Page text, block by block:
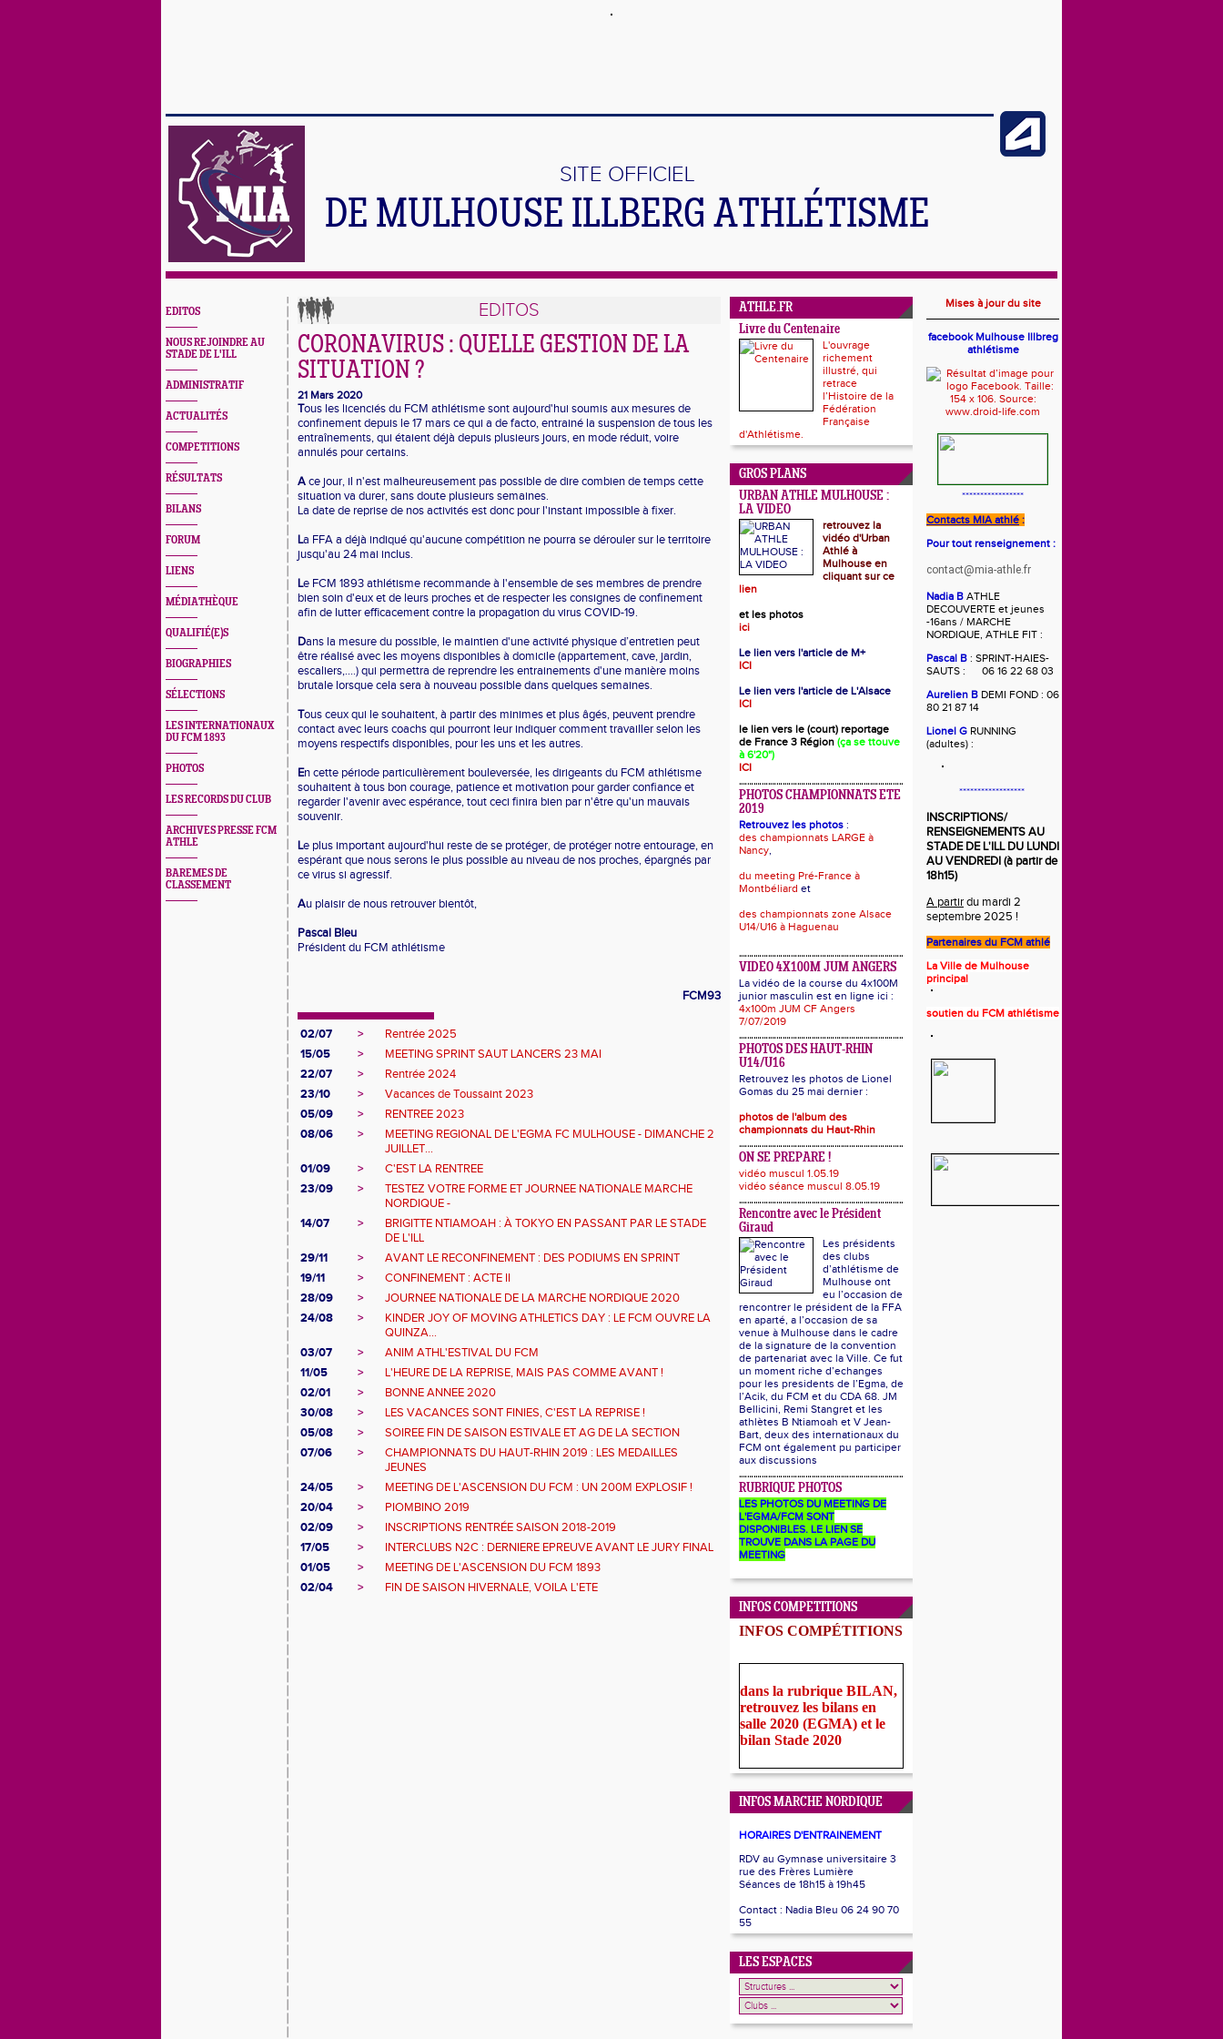
SITE OFFICIEL
DE MULHOUSE ILLBERG ATHLÉTISME
EDITOS
NOUS REJOINDRE AU
STADE DE L'ILL
ADMINISTRATIF
ACTUALITÉS
COMPETITIONS
RÉSULTATS
BILANS
FORUM
LIENS
MÉDIATHÈQUE
QUALIFIÉ(E)S
BIOGRAPHIES
SÉLECTIONS
LES INTERNATIONAUX
DU FCM 1893
PHOTOS
LES RECORDS DU CLUB
ARCHIVES PRESSE FCM
ATHLE
BAREMES DE
CLASSEMENT
EDITOS
CORONAVIRUS : QUELLE GESTION DE LA
SITUATION ?
21 Mars 2020
Tous les licenciés du FCM athlétisme sont aujourd'hui soumis aux mesures de
confinement depuis le 17 mars ce qui a de facto, entrainé la suspension de tous les
entraînements, qui étaient déjà depuis plusieurs jours, en mode réduit, voire
annulés pour certains.
Ace jour, il n'est malheureusement pas possible de dire combien de temps cette
situation va durer, sans doute plusieurs semaines.
La date de reprise de nos activités est donc pour l'instant impossible à fixer.
La FFA a déjà indiqué qu'aucune compétition ne pourra se dérouler sur le territoire
jusqu'au 24 mai inclus.
Le FCM 1893 athlétisme recommande à l'ensemble de ses membres de prendre
bien soin d'eux et de leurs proches et de respecter les consignes de confinement
afin de lutter efficacement contre la propagation du virus COVID-19.
Dans la mesure du possible, le maintien d'une activité physique d’entretien peut
être réalisé avec les moyens disponibles à domicile (appartement, cave, jardin,
escaliers,....) qui permettra de reprendre les entrainements d'une manière moins
brutale lorsque cela sera à nouveau possible dans quelques semaines.
Tous ceux qui le souhaitent, à partir des minimes et plus âgés, peuvent prendre
contact avec leurs coachs qui pourront leur indiquer comment travailler selon les
moyens respectifs disponibles, pour les uns et les autres.
En cette période particulièrement bouleversée, les dirigeants du FCM athlétisme
souhaitent à tous bon courage, patience et motivation pour garder confiance et
regarder l'avenir avec espérance, tout ceci finira bien par n'être qu'un mauvais
souvenir.
Le plus important aujourd'hui reste de se protéger, de protéger notre entourage, en
espérant que nous serons le plus possible au niveau de nos proches, épargnés par
ce virus si agressif.
Au plaisir de nous retrouver bientôt,
Pascal Bleu
Président du FCM athlétisme
FCM93
02/07 >
Rentrée 2025
15/05
>
MEETING SPRINT SAUT LANCERS 23 MAI
22/07
>
Rentrée 2024
23/10
>
Vacances de Toussaint 2023
05/09
>
RENTREE 2023
08/06
>
MEETING REGIONAL DE L'EGMA FC MULHOUSE - DIMANCHE 2
JUILLET...
01/09
>
C'EST LA RENTREE
23/09
>
TESTEZ VOTRE FORME ET JOURNEE NATIONALE MARCHE
NORDIQUE -
14/07
>
BRIGITTE NTIAMOAH : À TOKYO EN PASSANT PAR LE STADE
DE L'ILL
29/11
>
AVANT LE RECONFINEMENT : DES PODIUMS EN SPRINT
19/11
>
CONFINEMENT : ACTE II
28/09
>
JOURNEE NATIONALE DE LA MARCHE NORDIQUE 2020
24/08
>
KINDER JOY OF MOVING ATHLETICS DAY : LE FCM OUVRE LA
QUINZA...
03/07
>
ANIM ATHL'ESTIVAL DU FCM
11/05
>
L'HEURE DE LA REPRISE, MAIS PAS COMME AVANT !
02/01
>
BONNE ANNEE 2020
30/08
>
LES VACANCES SONT FINIES, C'EST LA REPRISE !
05/08
>
SOIREE FIN DE SAISON ESTIVALE ET AG DE LA SECTION
07/06
>
CHAMPIONNATS DU HAUT-RHIN 2019 : LES MEDAILLES
JEUNES
24/05
>
MEETING DE L'ASCENSION DU FCM : UN 200M EXPLOSIF !
20/04
>
PIOMBINO 2019
02/09
>
INSCRIPTIONS RENTRÉE SAISON 2018-2019
17/05
>
INTERCLUBS N2C : DERNIERE EPREUVE AVANT LE JURY FINAL
01/05
>
MEETING DE L'ASCENSION DU FCM 1893
02/04
> FIN DE SAISON HIVERNALE, VOILA L'ETE
ATHLE.FR
Livre du Centenaire
L'ouvrage
richement
illustré, qui
retrace
l’Histoire de la
Fédération
Française
d'Athlétisme.
GROS PLANS
URBAN ATHLE MULHOUSE :
LA VIDEO
retrouvez la
vidéo d'Urban
Athlé à
Mulhouse en
cliquant sur ce
lien
et les photos
ici
Le lien vers l'article de M+
ICI
Le lien vers l'article de L'Alsace
ICI
le lien vers le (court) reportage
de France 3 Région (ça se ttouve
à 6'20")
ICI
PHOTOS CHAMPIONNATS ETE
2019
Retrouvez les photos :
des championnats LARGE à
Nancy,
du meeting Pré-France à
Montbéliard et
des championnats zone Alsace
U14/U16 à Haguenau
VIDEO 4X100M JUM ANGERS
La vidéo de la course du 4x100M
junior masculin est en ligne ici :
4x100m JUM CF Angers
7/07/2019
PHOTOS DES HAUT-RHIN
U14/U16
Retrouvez les photos de Lionel
Gomas du 25 mai dernier :
photos de l'album des
championnats du Haut-Rhin
ON SE PREPARE !
vidéo muscul 1.05.19
vidéo séance muscul 8.05.19
Rencontre avec le Président
Giraud
Les présidents
des clubs
d’athlétisme de
Mulhouse ont
eu l’occasion de
rencontrer le président de la FFA
en aparté, a l’occasion de sa
venue à Mulhouse dans le cadre
de la signature de la convention
de partenariat avec la Ville. Ce fut
un moment riche d’echanges
pour les presidents de l’Egma, de
l’Acik, du FCM et du CDA 68. JM
Bellicini, Remi Stangret et les
athlètes B Ntiamoah et V Jean-
Bart, deux des internationaux du
FCM ont également pu participer
aux discussions
RUBRIQUE PHOTOS
LES PHOTOS DU MEETING DE
L'EGMA/FCM SONT
DISPONIBLES. LE LIEN SE
TROUVE DANS LA PAGE DU
MEETING
INFOS COMPETITIONS
INFOS COMPÉTITIONS
dans la rubrique BILAN,
retrouvez les bilans en
salle 2020 (EGMA) et le
bilan Stade 2020
INFOS MARCHE NORDIQUE
HORAIRES D'ENTRAINEMENT
RDV au Gymnase universitaire 3
rue des Frères Lumière
Séances de 18h15 à 19h45
Contact : Nadia Bleu 06 24 90 70
55
LES ESPACES
Mises à jour du site
facebook Mulhouse Illbreg
athlétisme
*****************
Contacts MIA athlé :
Pour tout renseignement :
contact@mia-athle.fr
Nadia B ATHLE
DECOUVERTE et jeunes
-16ans / MARCHE
NORDIQUE, ATHLE FIT :
Pascal B : SPRINT-HAIES-
SAUTS : 06 16 22 68 03
Aurelien B DEMI FOND : 06
80 21 87 14
Lionel G RUNNING
(adultes) :
******************
INSCRIPTIONS/
RENSEIGNEMENTS AU
STADE DE L'ILL DU LUNDI
AU VENDREDI (à partir de
18h15)
A partirdu mardi 2
septembre 2025 !
Partenaires du FCM athlé
La Ville de Mulhouse
principal
soutien du FCM athlétisme